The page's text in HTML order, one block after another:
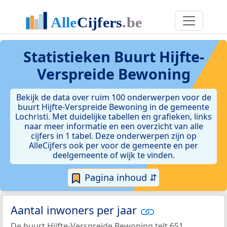
Statistieken Buurt Hijfte-
Verspreide Bewoning
Bekijk de data over ruim 100 onderwerpen voor de
buurt Hijfte-Verspreide Bewoning in de gemeente
Lochristi. Met duidelijke tabellen en grafieken, links
naar meer informatie en een overzicht van alle
cijfers in 1 tabel. Deze onderwerpen zijn op
AlleCijfers ook per voor de gemeente en per
deelgemeente of wijk te vinden.
Pagina inhoud ⇵
Aantal inwoners per jaar